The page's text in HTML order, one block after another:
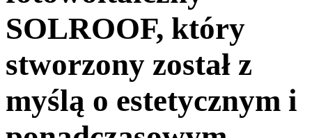
SOLROOF, który
stworzony został z
myślą o estetycznym i